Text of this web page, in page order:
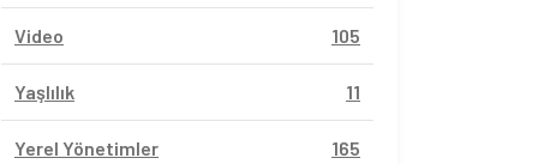
Video 105
Yaşlılık 11
Yerel Yönetimler 165